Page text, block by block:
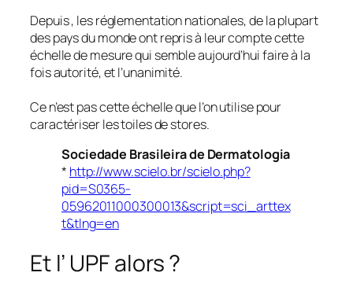
Depuis , les réglementation nationales, de la plupart
des pays du monde ont repris à leur compte cette
échelle de mesure qui semble aujourd’hui faire à la
fois autorité, et l’unanimité.
Ce n’est pas cette échelle que l’on utilise pour
caractériser les toiles de stores.
Sociedade Brasileira de Dermatologia
* http://www.scielo.br/scielo.php?
pid=S0365-
05962011000300013&script=sci_arttex
t&tlng=en
Et l’ UPF alors ?